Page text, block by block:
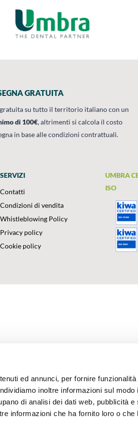
ed annunci, per fornire
inoltre informazioni sul modo
di analisi dei dati web, pubblicità e
informazioni che ha fornito loro o che
GRATUITA
gratuita su tutto il territorio italiano con un
di 100€, altrimenti si calcola il costo
in base alle condizioni contrattuali.
SERVIZI
Contatti
Condizioni di vendita
Whistleblowing Policy
Privacy policy
Cookie policy
UMBRA
ISO